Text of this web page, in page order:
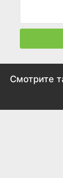
Смотрите